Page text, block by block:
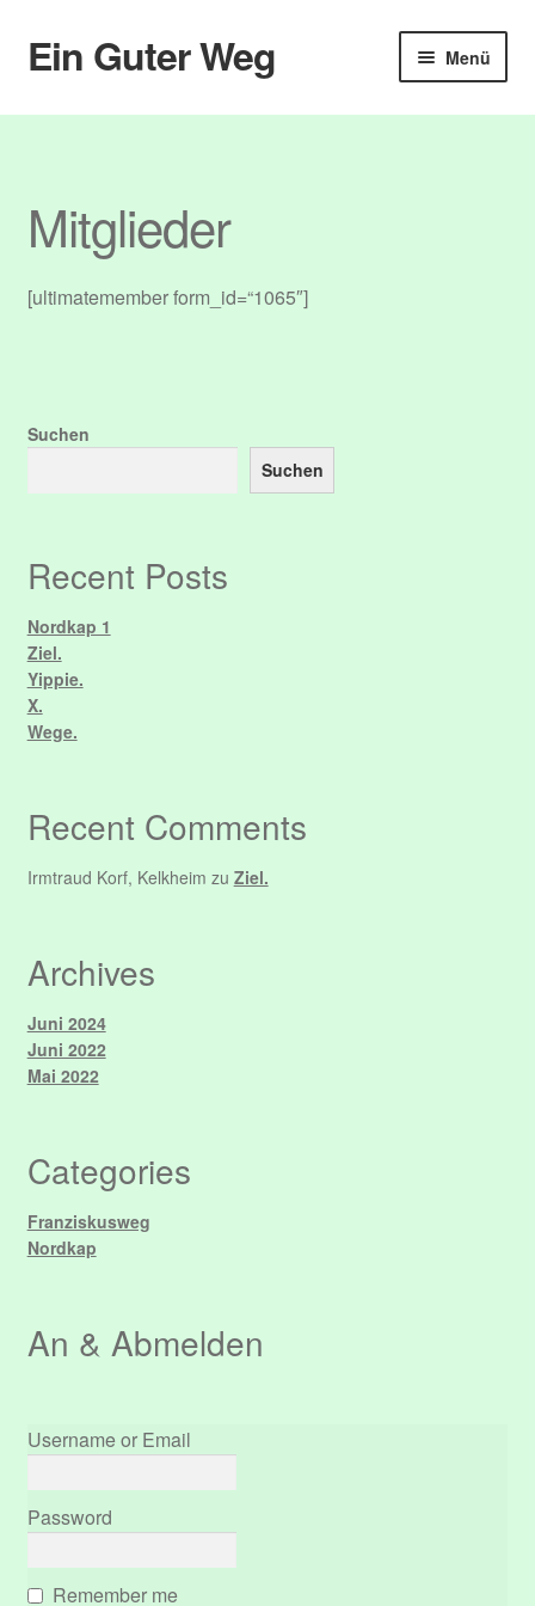
Zur
Navigation
Zum
Inhalt
Ein Guter Weg Menü
Start
Anmelden
Benutzer
Booking
Booking Details
Datenschutzerklärung
Event Organizers
Event Types
Events
Impressum
Konto
Passwort zurücksetzen
Register
Registrieren
Edit Your Profile
Hallo und Herzlich Willkommen!
Update Billing Card
Mitglieder
[ultimatemember form_id=“1065″]
Suchen
Suchen
Recent Posts
Nordkap 1
Ziel.
Yippie.
X.
Wege.
Recent Comments
Irmtraud Korf, Kelkheim zu Ziel.
Archives
Juni 2024
Juni 2022
Mai 2022
Categories
Franziskusweg
Nordkap
An & Abmelden
Username or Email
Password
Remember me